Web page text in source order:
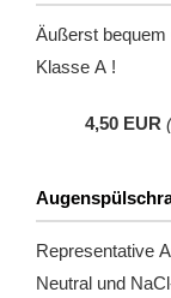
Äußerst
Klasse A !
4,50 EUR
Representative
Neutral und